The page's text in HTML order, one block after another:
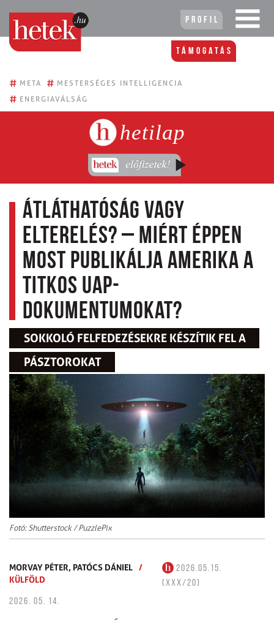
Profil
Támogatás
# META # MESTERSÉGES INTELLIGENCIA
# ENERGIAVÁLSÁG
hetilap
Átláthatóság vagy
elterelés? – Miért éppen
most publikálja Amerika a
titkos UAP-
dokumentumokat?
SOKKOLÓ FELFEDEZÉSEKRE KÉSZÍTIK FEL A
PÁSZTOROKAT
Fotó: Shutterstock / PuzzlePix
MORVAY PÉTER, PATÓCS DÁNIEL /
KÜLFÖLD
2026.05.15.
(XXX/20)
2026. 05. 14.